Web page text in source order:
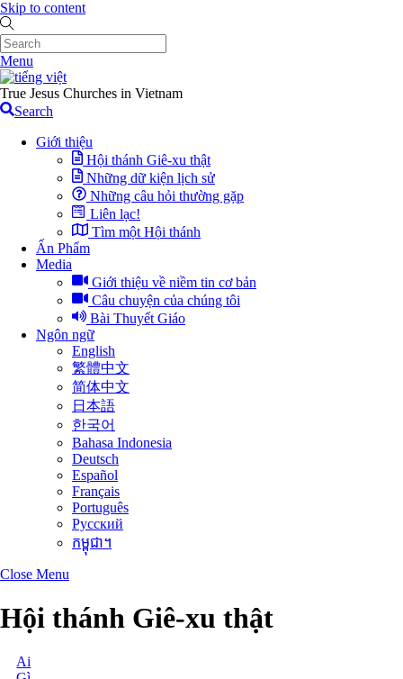
Skip to content
Menu
True Jesus Churches in Vietnam
Search
Giới thiệu
Hội thánh Giê-xu thật
Những dữ kiện lịch sử
Những câu hỏi thường gặp
Liên lạc!
Tìm một Hội thánh
Ấn Phẩm
Media
Giới thiệu về niềm tin cơ bản
Câu chuyện của chúng tôi
Bài Thuyết Giáo
Ngôn ngữ
English
繁體中文
简体中文
日本語
한국어
Bahasa Indonesia
Deutsch
Español
Français
Português
Русский
កម្ពុជា។
Close Menu
Hội thánh Giê-xu thật
Ai